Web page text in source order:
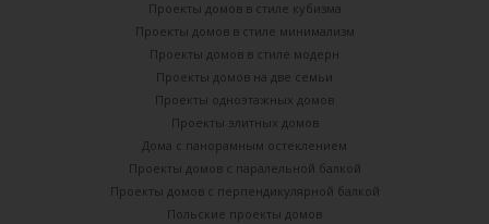
Проекты домов в стиле кубизма
Проекты домов в стиле минимализм
Проекты домов в стиле модерн
Проекты домов на две семьи
Проекты одноэтажных домов
Проекты элитных домов
Дома с панорамным остеклением
Проекты домов с паралельной балкой
Проекты домов с перпендикулярной балкой
Польские проекты домов